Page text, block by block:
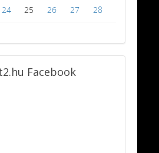
24 25 26 27 28
Facebook